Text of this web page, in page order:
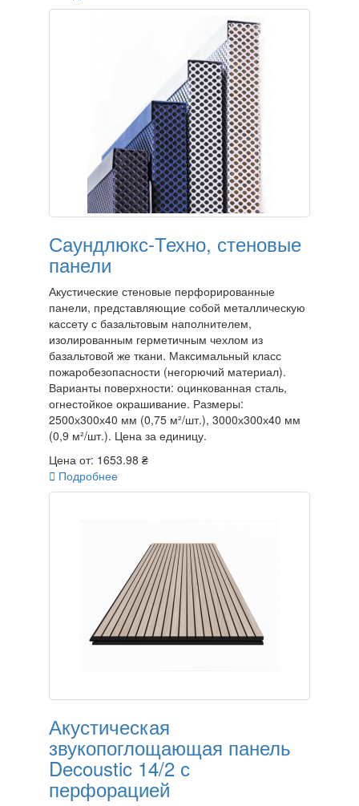
Саундлюкс-Техно, стеновые
панели
Акустические стеновые перфорированные
панели, представляющие собой металлическую
кассету с базальтовым наполнителем,
изолированным герметичным чехлом из
базальтовой же ткани. Максимальный класс
пожаробезопасности (негорючий материал).
Варианты поверхности: оцинкованная сталь,
огнестойкое окрашивание. Размеры:
2500х300х40 мм (0,75 м²/шт.), 3000х300х40 мм
(0,9 м²/шт.). Цена за единицу.
Цена от: 1653.98 ₴
 Подробнее
Акустическая
звукопоглощающая панель
Decoustic 14/2 с
перфорацией